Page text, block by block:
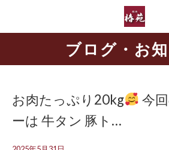
ブログ・お
お肉たっぷり20kg
今
ーは 牛タン 豚ト…